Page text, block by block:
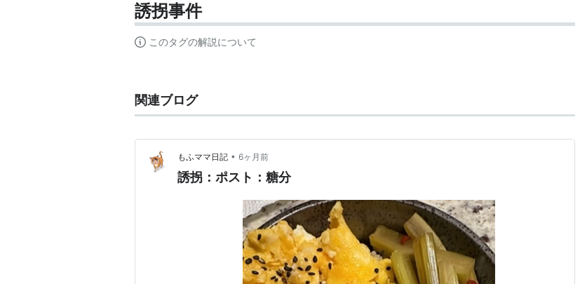
誘拐事件
このタグの解説について
関連ブログ
もふママ日記 • 6ヶ月前
誘拐：ポスト：糖分